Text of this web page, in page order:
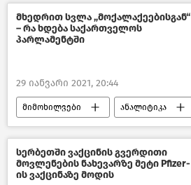
საქართველო
მხედრით სვლა „მოქალაქეებისგან“
– რა ხდება საქართველოს
პარლამენტში
29 იანვარი 2021, 20:44
მიმოხილვები ანალიტიკა
საქართველო
სერბეთში ვაქცინის გვერდითი
მოვლენების ნახევარზე მეტი Pfizer-
ის ვაქცინაზე მოდის